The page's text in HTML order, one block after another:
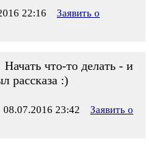
22:16
Заявить о
что-то делать - и
рассказа :)
08.07.2016 23:42
Заявить о